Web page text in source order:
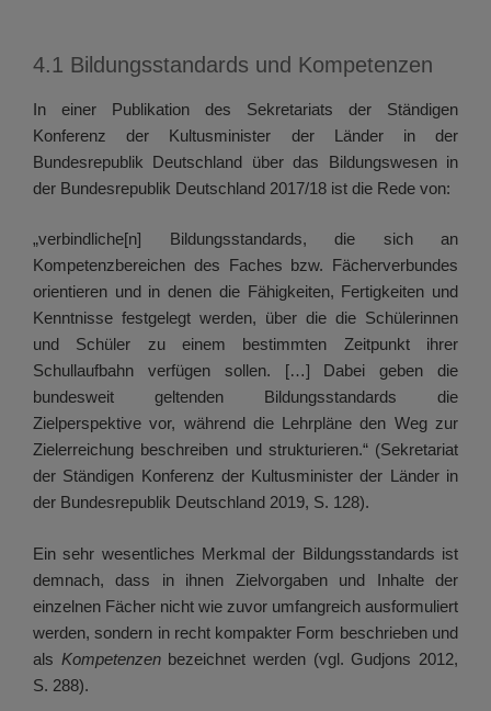
4.1 Bildungsstandards und Kompetenzen
In einer Publikation des Sekretariats der Ständigen
Konferenz der Kultusminister der Länder in der
Bundesrepublik Deutschland über das Bildungswesen in
der Bundesrepublik Deutschland 2017/18 ist die Rede von:
„verbindliche[n] Bildungsstandards, die sich an
Kompetenzbereichen des Faches bzw. Fächerverbundes
orientieren und in denen die Fähigkeiten, Fertigkeiten und
Kenntnisse festgelegt werden, über die die Schülerinnen
und Schüler zu einem bestimmten Zeitpunkt ihrer
Schullaufbahn verfügen sollen. […] Dabei geben die
bundesweit geltenden Bildungsstandards die
Zielperspektive vor, während die Lehrpläne den Weg zur
Zielerreichung beschreiben und strukturieren.“ (Sekretariat
der Ständigen Konferenz der Kultusminister der Länder in
der Bundesrepublik Deutschland 2019, S. 128).
Ein sehr wesentliches Merkmal der Bildungsstandards ist
demnach, dass in ihnen Zielvorgaben und Inhalte der
einzelnen Fächer nicht wie zuvor umfangreich ausformuliert
werden, sondern in recht kompakter Form beschrieben und
als Kompetenzen bezeichnet werden (vgl. Gudjons 2012,
S. 288).